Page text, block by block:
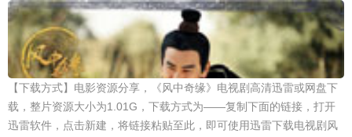
【下载方式】电影资源分享，《风中奇缘》电视剧高清迅雷或网盘下
载，整片资源大小为1.01G，下载方式为——复制下面的链接，打开
迅雷软件，点击新建，将链接粘贴至此，即可使用迅雷下载电视剧风